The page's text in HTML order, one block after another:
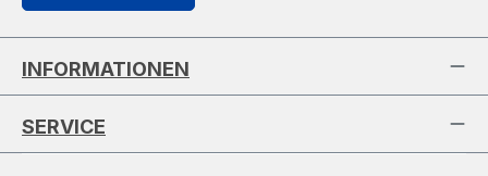
INFORMATIONEN
SERVICE